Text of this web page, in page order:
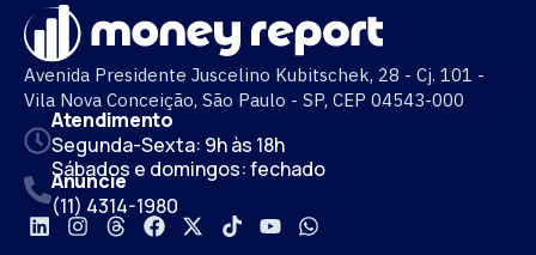
Avenida Presidente Juscelino Kubitschek, 28 - Cj. 101 -
Vila Nova Conceição, São Paulo - SP, CEP 04543-000
Atendimento
Segunda-Sexta: 9h às 18h
Sábados e domingos: fechado
Anuncie
(11) 4314-1980